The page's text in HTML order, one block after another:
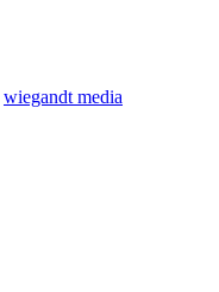
wiegandt media